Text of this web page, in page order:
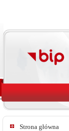
Strona główna